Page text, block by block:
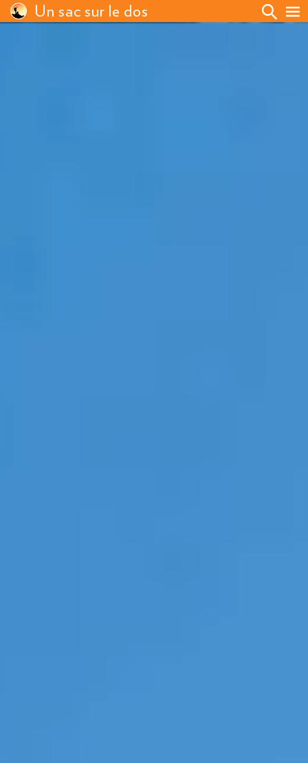
Un sac sur le dos